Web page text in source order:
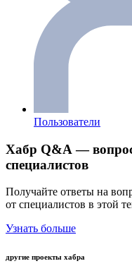
Пользователи
Хабр Q&A —
специалистов
Получайте ответы на
от специалистов в этой
Узнать больше
другие проекты хабра